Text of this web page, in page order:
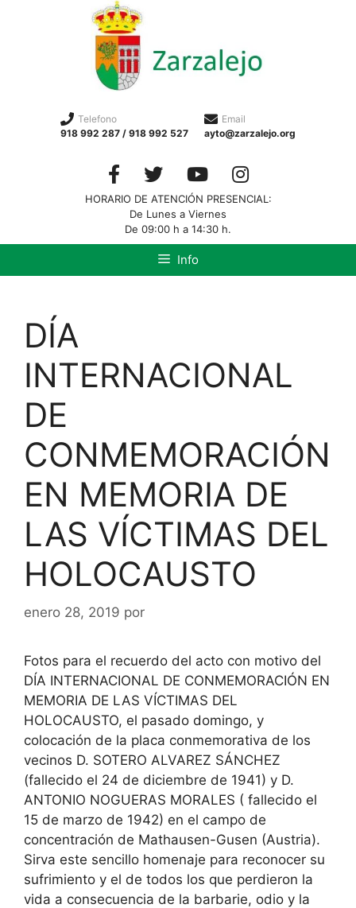
Telefono
918 992 287 / 918 992 527
Email
ayto@zarzalejo.org
HORARIO DE ATENCIÓN PRESENCIAL:
De Lunes a Viernes
De 09:00 h a 14:30 h.
Info
DÍA
INTERNACIONAL
DE
CONMEMORACIÓN
EN MEMORIA DE
LAS VÍCTIMAS DEL
HOLOCAUSTO
enero 28, 2019 por
Fotos para el recuerdo del acto con motivo del
DÍA INTERNACIONAL DE CONMEMORACIÓN EN
MEMORIA DE LAS VÍCTIMAS DEL
HOLOCAUSTO, el pasado domingo, y
colocación de la placa conmemorativa de los
vecinos D. SOTERO ALVAREZ SÁNCHEZ
(fallecido el 24 de diciembre de 1941) y D.
ANTONIO NOGUERAS MORALES ( fallecido el
15 de marzo de 1942) en el campo de
concentración de Mathausen-Gusen (Austria).
Sirva este sencillo homenaje para reconocer su
sufrimiento y el de todos los que perdieron la
vida a consecuencia de la barbarie, odio y la